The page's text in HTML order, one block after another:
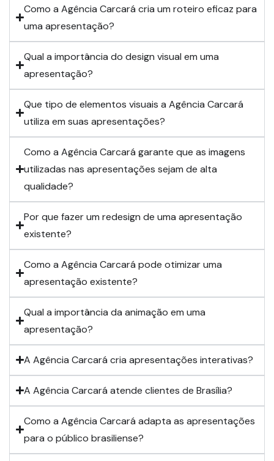
Como a Agência Carcará cria um roteiro eficaz para
uma apresentação?
Qual a importância do design visual em uma
apresentação?
Que tipo de elementos visuais a Agência Carcará
utiliza em suas apresentações?
Como a Agência Carcará garante que as imagens
utilizadas nas apresentações sejam de alta
qualidade?
Por que fazer um redesign de uma apresentação
existente?
Como a Agência Carcará pode otimizar uma
apresentação existente?
Qual a importância da animação em uma
apresentação?
A Agência Carcará cria apresentações interativas?
A Agência Carcará atende clientes de Brasília?
Como a Agência Carcará adapta as apresentações
para o público brasiliense?